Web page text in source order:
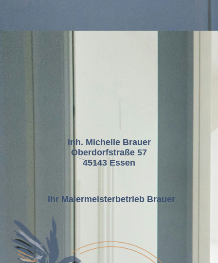
Inh. Michelle Brauer
Oberdorfstraße 57
45143 Essen
Ihr Malermeisterbetrieb Brauer